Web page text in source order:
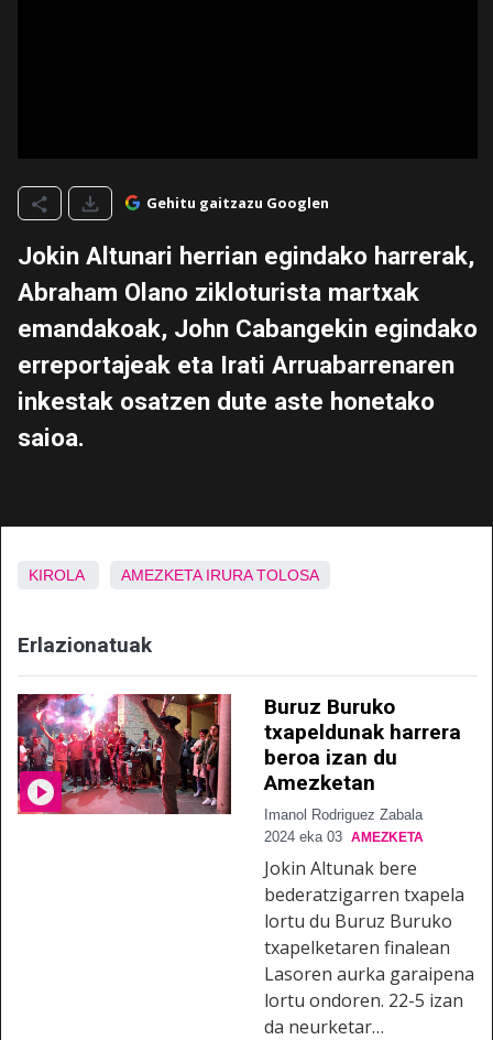
Gehitu gaitzazu Googlen
Jokin Altunari herrian egindako harrerak,
Abraham Olano zikloturista martxak
emandakoak, John Cabangekin egindako
erreportajeak eta Irati Arruabarrenaren
inkestak osatzen dute aste honetako
saioa.
KIROLA AMEZKETA IRURA TOLOSA
Erlazionatuak
Buruz Buruko
txapeldunak harrera
beroa izan du
Amezketan
Imanol Rodriguez Zabala
2024 eka 03 AMEZKETA
Jokin Altunak bere
bederatzigarren txapela
lortu du Buruz Buruko
txapelketaren finalean
Lasoren aurka garaipena
lortu ondoren. 22-5 izan
da neurketar…